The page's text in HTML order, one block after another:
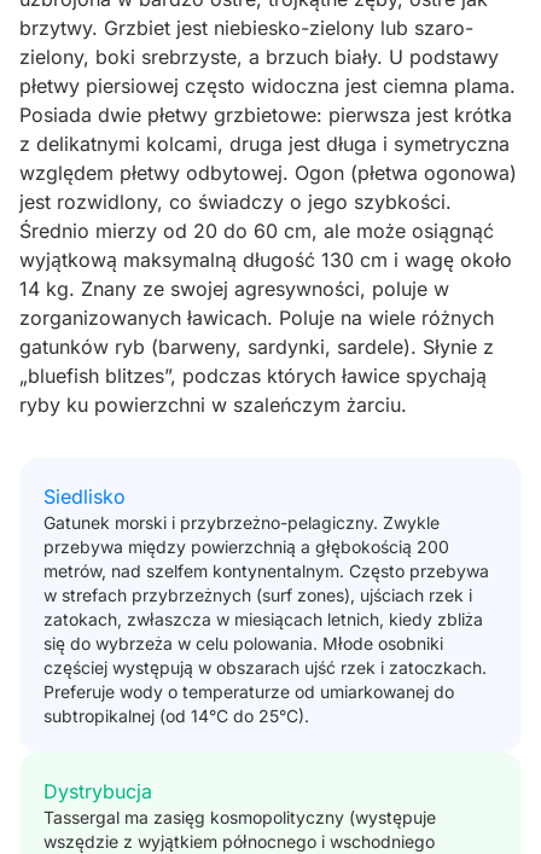
brzytwy. Grzbiet jest niebiesko-zielony lub szaro-
zielony, boki srebrzyste, a brzuch biały. U podstawy
płetwy piersiowej często widoczna jest ciemna plama.
Posiada dwie płetwy grzbietowe: pierwsza jest krótka
z delikatnymi kolcami, druga jest długa i symetryczna
względem płetwy odbytowej. Ogon (płetwa ogonowa)
jest rozwidlony, co świadczy o jego szybkości.
Średnio mierzy od 20 do 60 cm, ale może osiągnąć
wyjątkową maksymalną długość 130 cm i wagę około
14 kg. Znany ze swojej agresywności, poluje w
zorganizowanych ławicach. Poluje na wiele różnych
gatunków ryb (barweny, sardynki, sardele). Słynie z
„bluefish blitzes”, podczas których ławice spychają
ryby ku powierzchni w szaleńczym żarciu.
Siedlisko
Gatunek morski i przybrzeżno-pelagiczny. Zwykle
przebywa między powierzchnią a głębokością 200
metrów, nad szelfem kontynentalnym. Często przebywa
w strefach przybrzeżnych (surf zones), ujściach rzek i
zatokach, zwłaszcza w miesiącach letnich, kiedy zbliża
się do wybrzeża w celu polowania. Młode osobniki
częściej występują w obszarach ujść rzek i zatoczkach.
Preferuje wody o temperaturze od umiarkowanej do
subtropikalnej (od 14°C do 25°C).
Dystrybucja
Tassergal ma zasięg kosmopolityczny (występuje
wszędzie z wyjątkiem północnego i wschodniego